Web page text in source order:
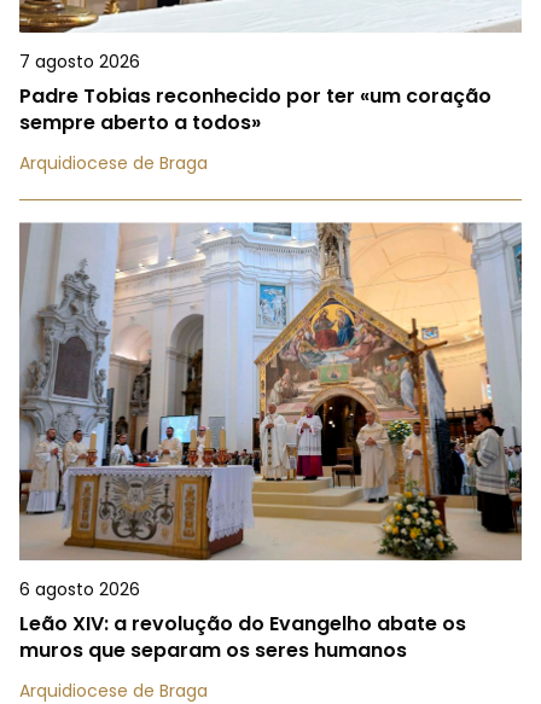
7 agosto 2026
Padre Tobias reconhecido por ter «um coração
sempre aberto a todos»
Arquidiocese de Braga
6 agosto 2026
Leão XIV: a revolução do Evangelho abate os
muros que separam os seres humanos
Arquidiocese de Braga